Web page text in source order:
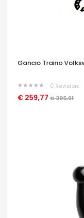
Gancio Traino
0 Revisioni
€ 259,77 € 305,61
OCCHIATA VELOCE